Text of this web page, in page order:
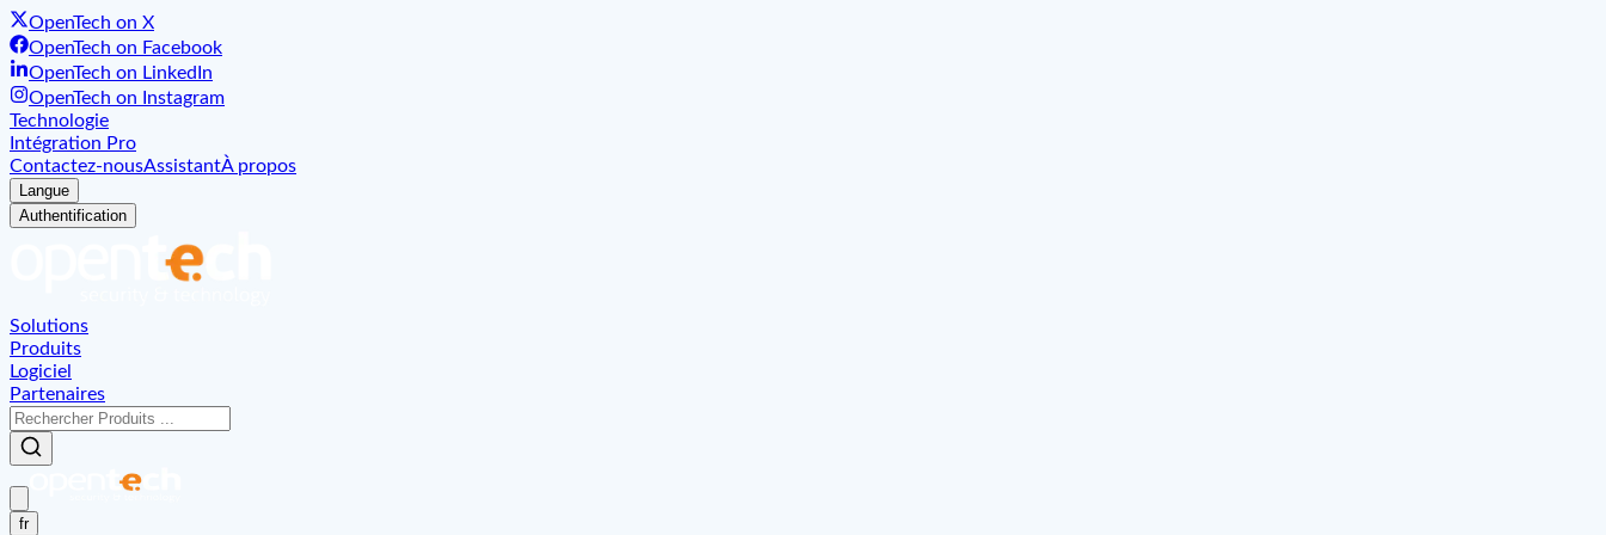
OpenTech on X
OpenTech on Facebook
OpenTech on LinkedIn
OpenTech on Instagram
Technologie
Intégration Pro
Contactez-nousAssistantÀ propos
Langue
Authentification
Solutions
Produits
Logiciel
Partenaires
fr